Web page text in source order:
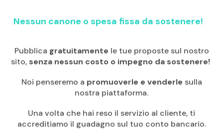
Nessun canone o spesa fissa da sostenere!
Pubblica gratuitamente le tue proposte sul nostro
sito, senza nessun costo o impegno da sostenere!
Noi penseremo a promuoverle e venderle sulla
nostra piattaforma.
Una volta che hai reso il servizio al cliente, ti
accreditiamo il guadagno sul tuo conto bancario.